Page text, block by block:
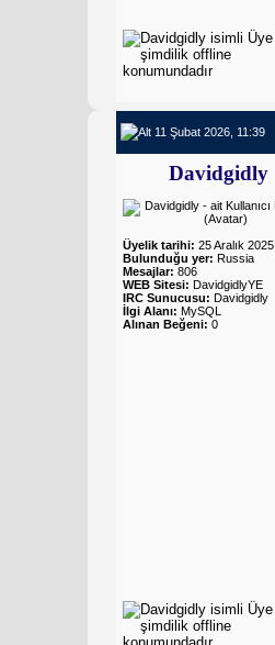
11 Şubat 2026, 11:39
Davidgidly
Üyelik tarihi: 25 Aralık 2025
Bulunduğu yer: Russia
Mesajlar: 806
WEB Sitesi: DavidgidlyYE
IRC Sunucusu: Davidgidly
İlgi Alanı: MySQL
Alınan Beğeni: 0